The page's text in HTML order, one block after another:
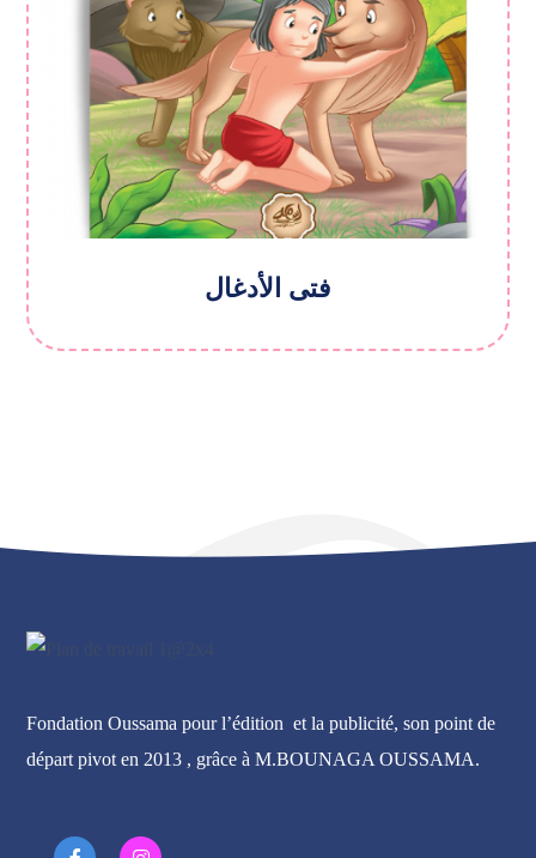
فتى الأدغال
Fondation Oussama pour l’édition et la publicité, son point de
départ pivot en 2013 , grâce à M.BOUNAGA OUSSAMA.